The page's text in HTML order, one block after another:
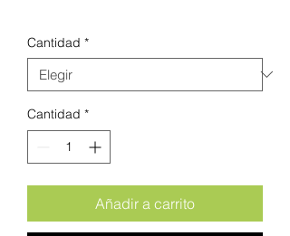
Cantidad *
Cantidad *
Añadir a carrito